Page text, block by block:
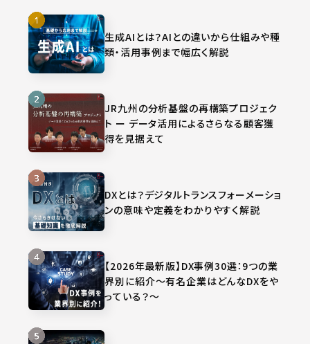
生成AIとは？AIとの違いから仕組みや種
類・活用事例まで幅広く解説
JR九州の分析基盤の再構築プロジェク
ト ー データ活用によるさらなる顧客獲
得を見据えて
DXとは？デジタルトランスフォーメーショ
ンの意味や定義をわかりやすく解説
【2026年最新版】DX事例30選：9つの業
界別に紹介～有名企業はどんなDXをや
っている？～